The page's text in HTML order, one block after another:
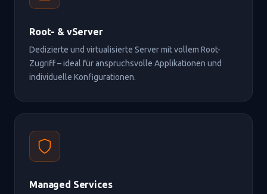
Root- & vServer
Dedizierte und virtualisierte Server mit vollem Root-
Zugriff – ideal für anspruchsvolle Applikationen und
individuelle Konfigurationen.
Managed Services